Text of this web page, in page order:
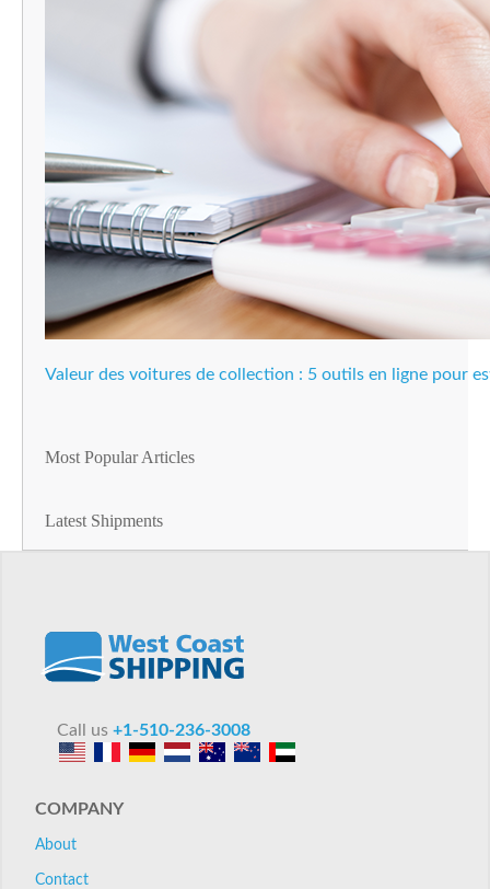
Valeur des voitures de collection : 5 outils en ligne pour
Most Popular Articles
Latest Shipments
Call us +1-510-236-3008
COMPANY
About
Contact